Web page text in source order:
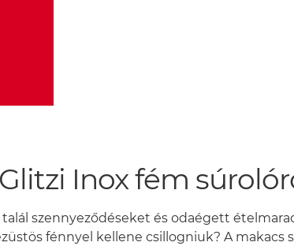
Inox fém
szennyeződéseket és odaégett
fénnyel kellene csillogniuk? A